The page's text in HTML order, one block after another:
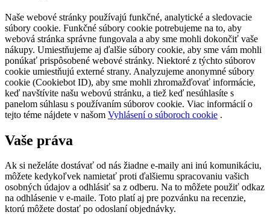
Naše webové stránky používajú funkčné, analytické a sledovacie
súbory cookie. Funkčné súbory cookie potrebujeme na to, aby
webová stránka správne fungovala a aby sme mohli dokončiť vaše
nákupy. Umiestňujeme aj ďalšie súbory cookie, aby sme vám mohli
ponúkať prispôsobené webové stránky. Niektoré z týchto súborov
cookie umiestňujú externé strany. Analyzujeme anonymné súbory
cookie (Cookiebot ID), aby sme mohli zhromažďovať informácie,
keď navštívite našu webovú stránku, a tiež keď nesúhlasíte s
panelom súhlasu s používaním súborov cookie. Viac informácií o
tejto téme nájdete v našom Vyhlásení o súboroch cookie .
Vaše práva
Ak si neželáte dostávať od nás žiadne e-maily ani inú komunikáciu,
môžete kedykoľvek namietať proti ďalšiemu spracovaniu vašich
osobných údajov a odhlásiť sa z odberu. Na to môžete použiť odkaz
na odhlásenie v e-maile. Toto platí aj pre pozvánku na recenzie,
ktorú môžete dostať po odoslaní objednávky.